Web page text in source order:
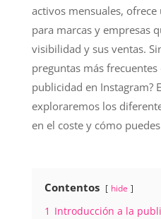
activos mensuales,
para marcas y empresas
visibilidad y sus ventas.
preguntas más frecuentes
publicidad en Instagram?
exploraremos los
en el coste y cómo
Contentos hide
1 Introducción a la